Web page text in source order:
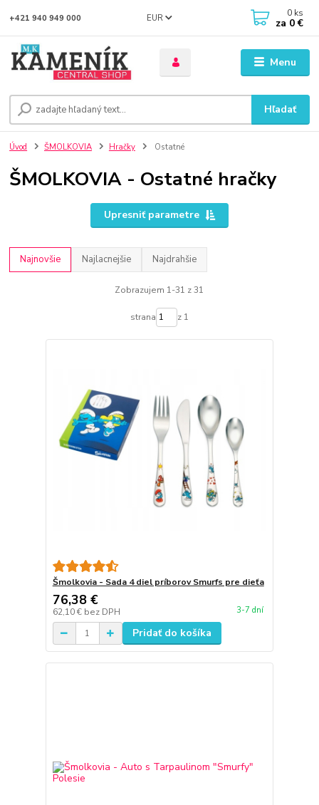
Menu
EUR
Hľadať
+421 940 949 000 0 ks
za 0 €
Úvod ŠMOLKOVIA Hračky Ostatné
ŠMOLKOVIA - Ostatné hračky
Upresniť parametre
Najnovšie Najlacnejšie Najdrahšie
Zobrazujem 1-31 z 31
strana z 1
Šmolkovia - Sada 4 diel príborov Smurfs pre dieťa
76,38 €
62,10 € bez DPH 3-7 dní
Pridať do košíka